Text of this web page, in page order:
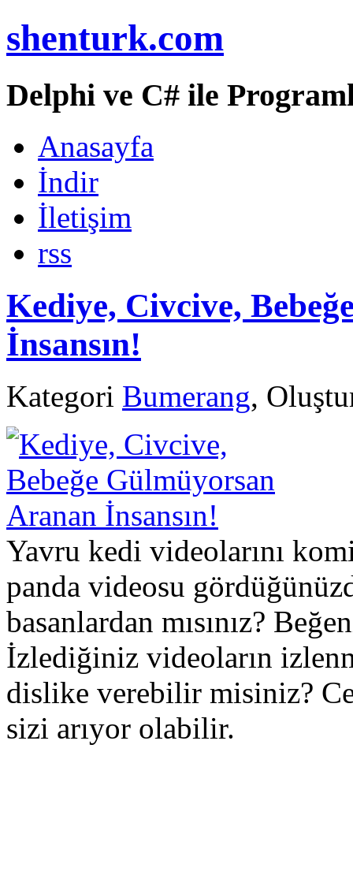
shenturk.com
Delphi ve C# ile
Anasayfa
İndir
İletişim
rss
Kediye, Civcive,
İnsansın!
Kategori Bumerang,
Yavru kedi videolarını
panda videosu
basanlardan mısınız?
İzlediğiniz videoların
dislike verebilir misiniz?
sizi arıyor olabilir.